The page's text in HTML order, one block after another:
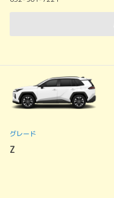
グレード
Z